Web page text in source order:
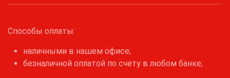
Способы оплаты:
наличными в нашем офисе;
безналичной оплатой по счету в любом банке;